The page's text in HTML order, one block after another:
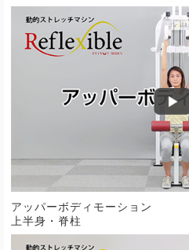
アッパーボディモーション
上半身・脊柱